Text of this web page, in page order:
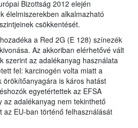
Bizottság 2012 elején
élelmiszerekben alkalmazható
csökkentését.
a Red 2G (E 128) színezék
Az akkoriban elérhetővé vált
szerint az adalékanyag használata
fel: karcinogén volta miatt a
örökítőanyagára is káros hatást
egyetértettek az EFSA
az adalékanyag nem tekinthető
az EU-ban történő felhasználását